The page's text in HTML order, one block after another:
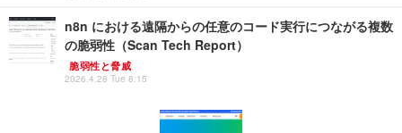
n8n における遠隔からの任意のコード実行につながる複数
の脆弱性（Scan Tech Report）
脆弱性と脅威
2026.4.28 Tue 8:15